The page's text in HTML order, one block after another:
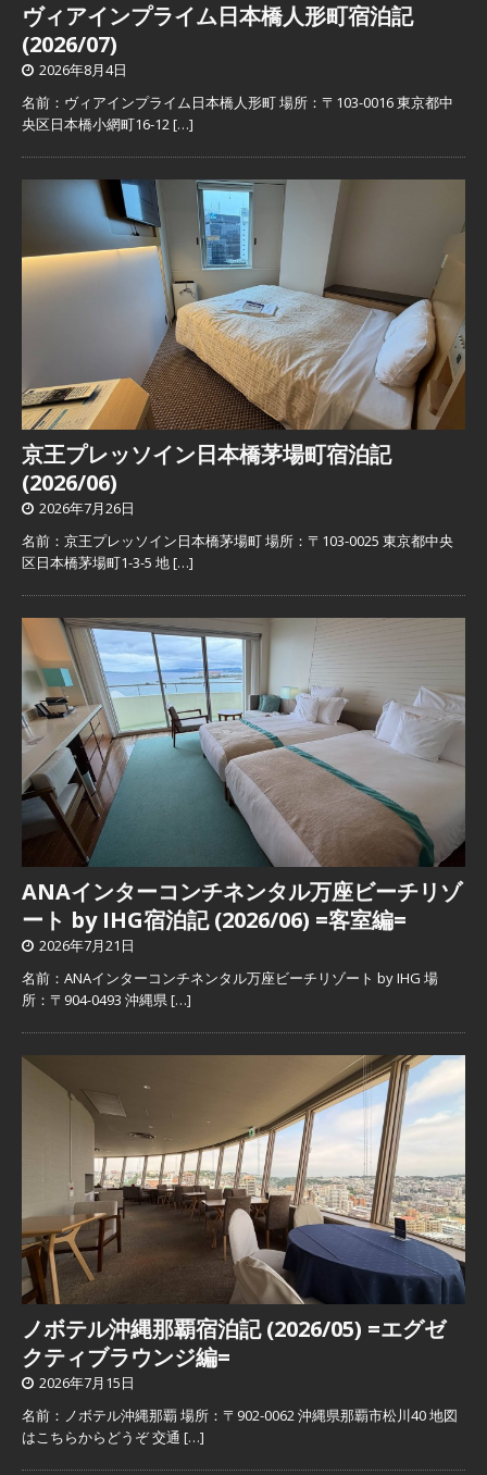
ヴィアインプライム日本橋人形町宿泊記
(2026/07)
2026年8月4日
名前：ヴィアインプライム日本橋人形町 場所：〒103-0016 東京都中
央区日本橋小網町16-12[…]
京王プレッソイン日本橋茅場町宿泊記
(2026/06)
2026年7月26日
名前：京王プレッソイン日本橋茅場町 場所：〒103-0025 東京都中央
区日本橋茅場町1-3-5 地[…]
ANAインターコンチネンタル万座ビーチリゾ
ート by IHG宿泊記 (2026/06) =客室編=
2026年7月21日
名前：ANAインターコンチネンタル万座ビーチリゾート by IHG 場
所：〒904-0493 沖縄県[…]
ノボテル沖縄那覇宿泊記 (2026/05) =エグゼ
クティブラウンジ編=
2026年7月15日
名前：ノボテル沖縄那覇 場所：〒902-0062 沖縄県那覇市松川40 地図
はこちらからどうぞ 交通 […]